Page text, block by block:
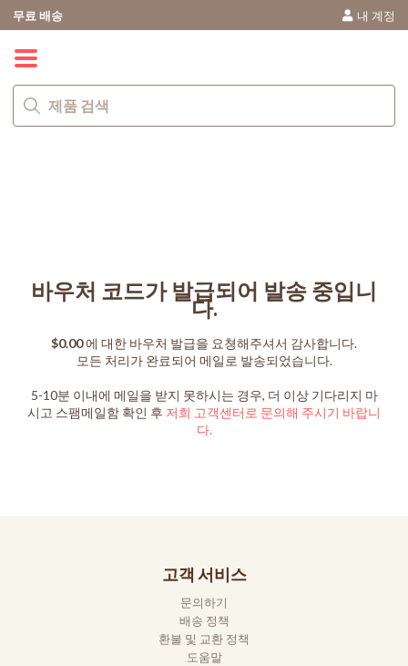
내 계정
무료 배송
바우처 코드가 발급되어 발송 중입니
다.
$0.00에 대한 바우처 발급을 요쳥해주셔서 감사합니다.
모든 처리가 완료되어 메일로 발송되었습니다.
5-10분 이내에 메일을 받지 못하시는 경우, 더 이상 기다리지 마
시고 스팸메일함 확인 후 저희 고객센터로 문의해 주시기 바랍니
다.
고객 서비스
문의하기
배송 정책
환불 및 교환 정책
도움말